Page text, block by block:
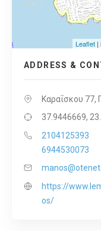
Leaflet |
ADDRESS &
Καραΐσκου 77,
37.9446669,
2104125393
6944530073
https://
os/